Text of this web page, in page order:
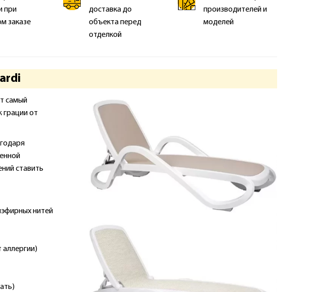
при
заказе
доставка до
объекта перед
отделкой
производителей и
моделей
самый
грации от
ставить
нитей
аллергии)